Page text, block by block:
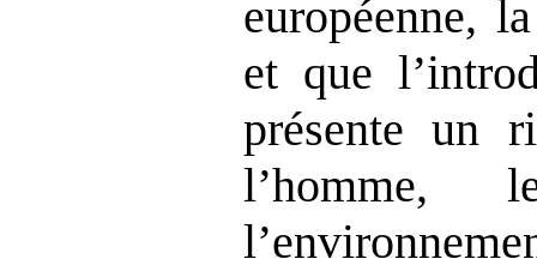
européenne,
et que
présente un
l’homme,